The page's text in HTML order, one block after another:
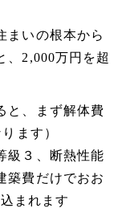
まいの根本から
、2,000万円を超
と、まず解体費
ます）
級３、断熱性能
築費だけでおお
まれます